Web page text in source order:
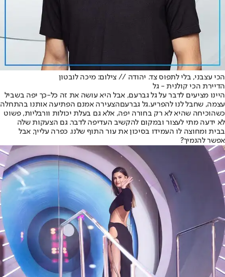
הכי עצבני, בלי לתפוס צד. יהודה // צילום: מיכה לובטון
הדיירת הכי קולנית - גל
היינו מציעים לדבר על גל גברעם, אבל היא עושה את זה כל-כך יפה בשביל
עצמה, שחבל לנו להפריע.גל גברעםהצעירה אמנם הפתיעה אותנו בהתחלה
כשהוכיחה שהיא לא רק בחורה יפה, אלא גם בעלת יכולות וורבליות, פשוט
לא ידעה מתי לעצור ובמקום להקשיב העדיפה לדבר. גם הצעקות שלה
בבית ומחוצה לו העמידו בסיכון את עור התוף שלנו. כפרה עלייך, אבל
אפשר להנמיך?